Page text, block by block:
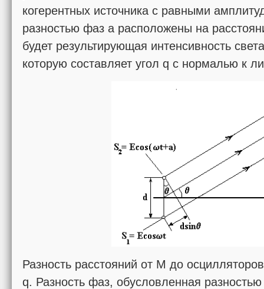
когерентных источника с равными
разностью фаз a расположены на
будет результирующая интенсивность
которую составляет угол q c нормалью к
Разность расстояний от М до
q. Разность фаз, обусловленная